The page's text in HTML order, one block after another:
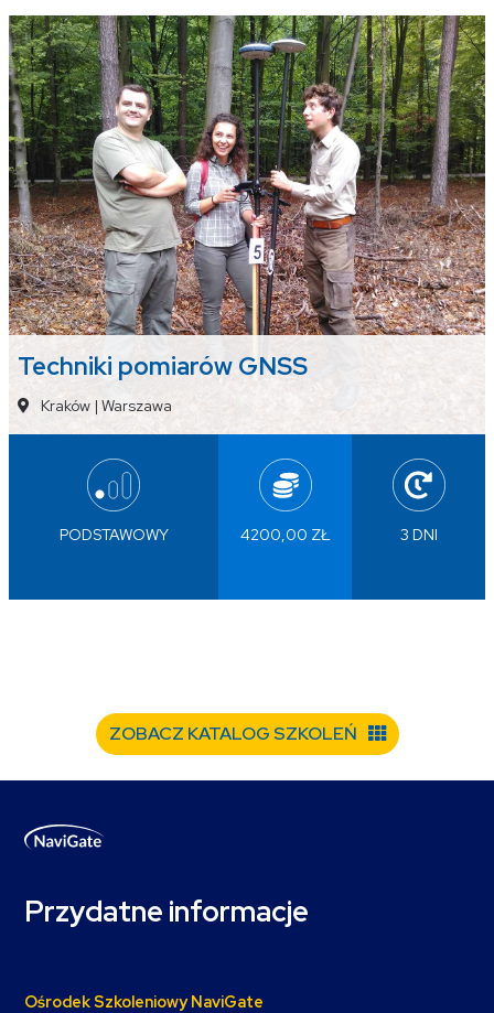
Techniki pomiarów GNSS
Kraków | Warszawa
PODSTAWOWY 4200,00 ZŁ 3 DNI
ZOBACZ KATALOG SZKOLEŃ
Przydatne informacje
Ośrodek Szkoleniowy NaviGate